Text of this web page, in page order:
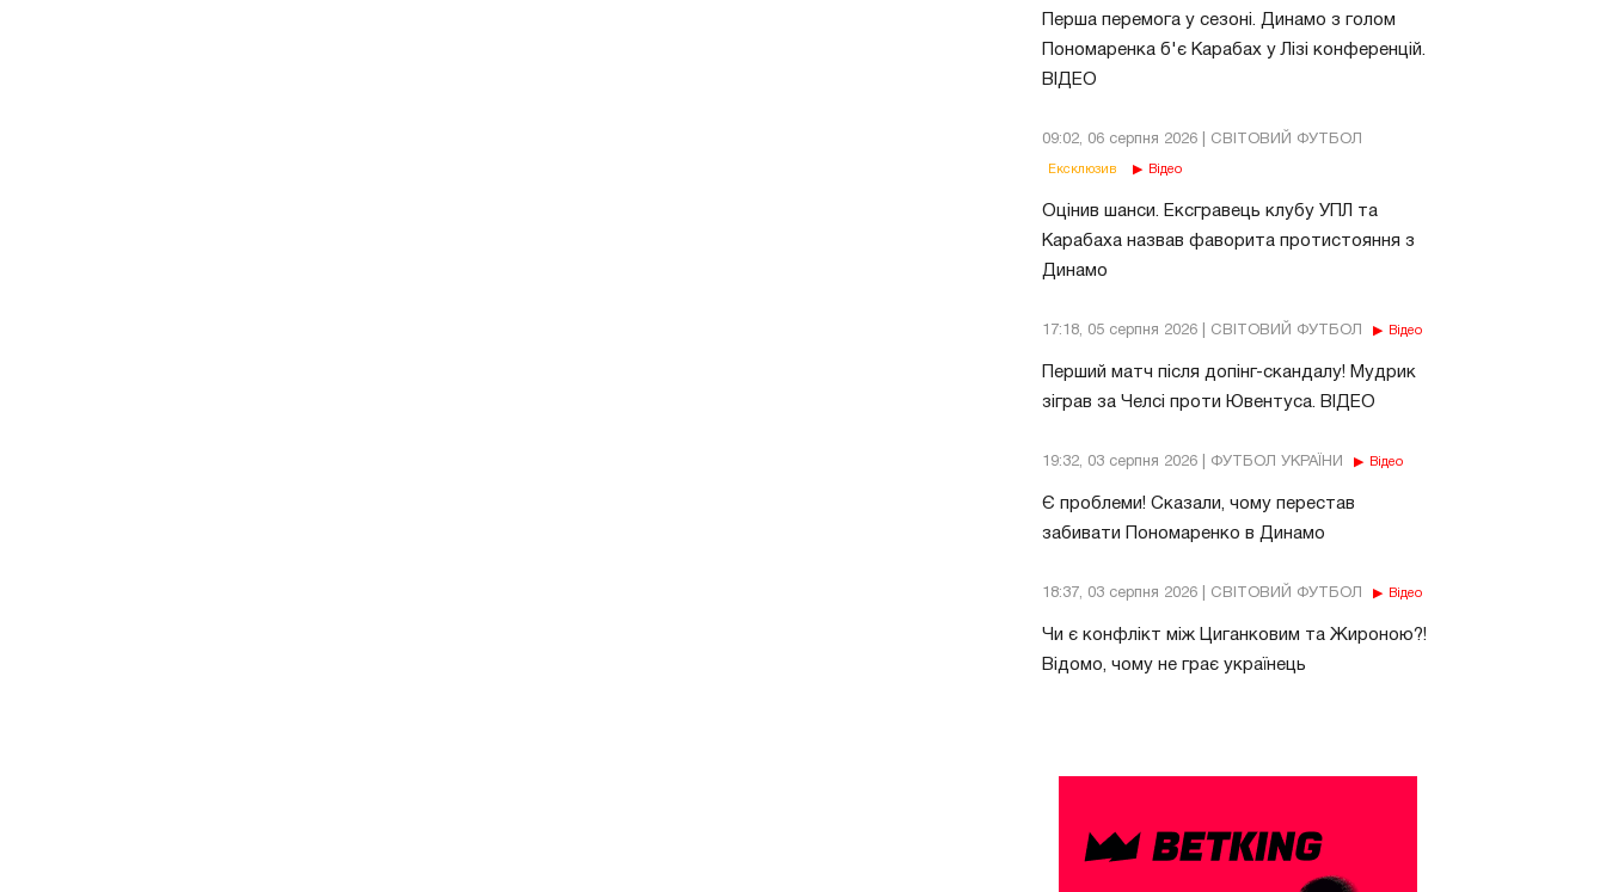
Перша перемога у сезоні. Динамо з голом
Пономаренка б'є Карабах у Лізі конференцій.
ВІДЕО
09:02, 06 серпня 2026 | СВІТОВИЙ ФУТБОЛ
Ексклюзив Відео
Оцінив шанси. Ексгравець клубу УПЛ та
Карабаха назвав фаворита протистояння з
Динамо
17:18, 05 серпня 2026 | СВІТОВИЙ ФУТБОЛ Відео
Перший матч після допінг-скандалу! Мудрик
зіграв за Челсі проти Ювентуса. ВІДЕО
19:32, 03 серпня 2026 | ФУТБОЛ УКРАЇНИ Відео
Є проблеми! Сказали, чому перестав
забивати Пономаренко в Динамо
18:37, 03 серпня 2026 | СВІТОВИЙ ФУТБОЛ Відео
Чи є конфлікт між Циганковим та Жироною?!
Відомо, чому не грає українець